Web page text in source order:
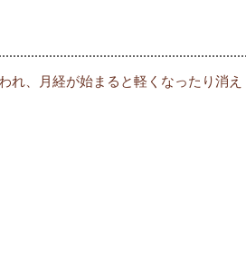
れ、月経が始まると軽くなったり消え